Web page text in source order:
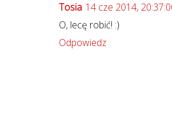
Tosia 14 cze 2014,
O, lecę robić! :)
Odpowiedz